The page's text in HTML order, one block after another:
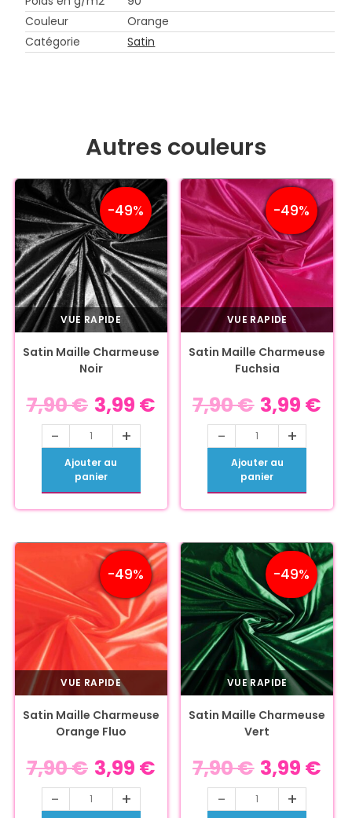
Couleur
Orange
Catégorie
Satin
Autres couleurs
-49%
VUE RAPIDE
Satin Maille Charmeuse
Noir
7,90€ 3,99 €
- +
Ajouter au
panier
-49%
VUE RAPIDE
Satin Maille Charmeuse
Fuchsia
7,90€ 3,99 €
- +
Ajouter au
panier
-49%
VUE RAPIDE
Satin Maille Charmeuse
Orange Fluo
7,90€ 3,99 €
- +
-49%
VUE RAPIDE
Satin Maille Charmeuse
Vert
7,90€ 3,99 €
- +